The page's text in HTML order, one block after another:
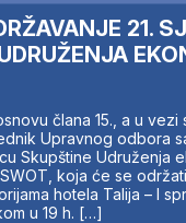
21.
člana 15., a u vezi
Upravnog odbora
Skupštine Udruženja
koja će se
hotela Talija – I
u 19 h. […]